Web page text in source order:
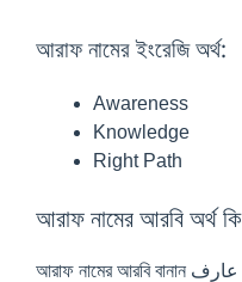
আরাফ নামের ইংরেজি অর্থ:
Awareness
Knowledge
Right Path
আরাফ নামের আরবি অর্থ কি
আরাফ নামের আরবি বানান عارف। এটি একটি ইসলামিক নাম, যার বাংলা অর্থ